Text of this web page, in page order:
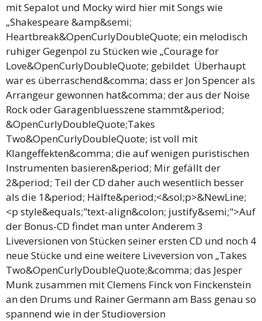
mit Sepalot und Mocky wird hier mit Songs wie
„Shakespeare &amp&semi;
Heartbreak&OpenCurlyDoubleQuote; ein melodisch
ruhiger Gegenpol zu Stücken wie „Courage for
Love&OpenCurlyDoubleQuote; gebildet Überhaupt
war es überraschend&comma; dass er Jon Spencer als
Arrangeur gewonnen hat&comma; der aus der Noise
Rock oder Garagenbluesszene stammt&period;
&OpenCurlyDoubleQuote;Takes
Two&OpenCurlyDoubleQuote; ist voll mit
Klangeffekten&comma; die auf wenigen puristischen
Instrumenten basieren&period; Mir gefällt der
2&period; Teil der CD daher auch wesentlich besser
als die 1&period; Hälfte&period;<&sol;p>&NewLine;
<p style&equals;"text-align&colon; justify&semi;">Auf
der Bonus-CD findet man unter Anderem 3
Liveversionen von Stücken seiner ersten CD und noch 4
neue Stücke und eine weitere Liveversion von „Takes
Two&OpenCurlyDoubleQuote;&comma; das Jesper
Munk zusammen mit Clemens Finck von Finckenstein
an den Drums und Rainer Germann am Bass genau so
spannend wie in der Studioversion